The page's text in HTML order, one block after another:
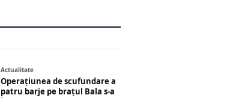
Actualitate
Operațiunea de scufundare a
patru barje pe brațul Bala s-a